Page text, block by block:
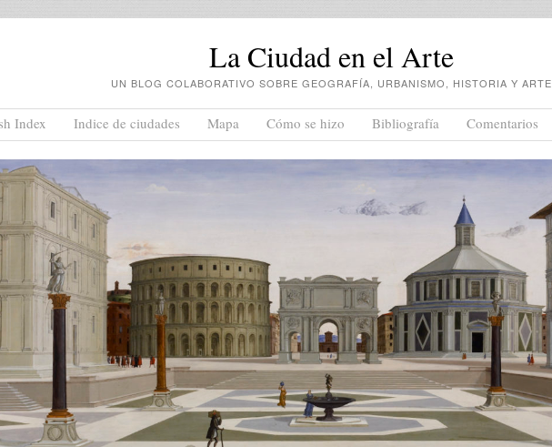
La Ciudad en el Arte
UN BLOG COLABORATIVO SOBRE GEOGRAFÍA, URBANISMO, HISTORIA Y ARTE
Index Indice de ciudades Mapa Cómo se hizo Bibliografía Comentarios